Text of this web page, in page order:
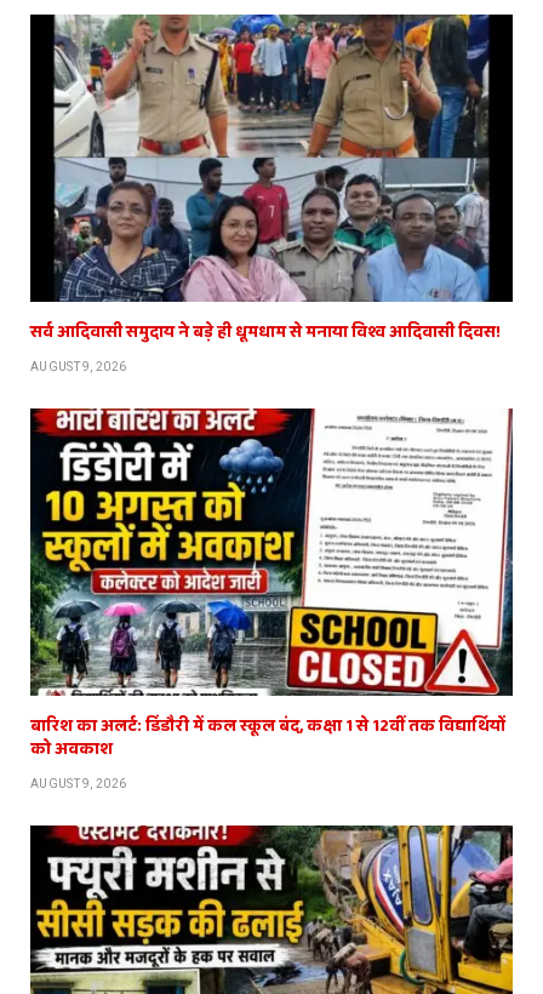
सर्व आदिवासी समुदाय ने बड़े ही धूमधाम से मनाया विश्व आदिवासी दिवस!
AUGUST 9, 2026
बारिश का अलर्ट: डिंडौरी में कल स्कूल बंद, कक्षा 1 से 12वीं तक विद्यार्थियों
को अवकाश
AUGUST 9, 2026